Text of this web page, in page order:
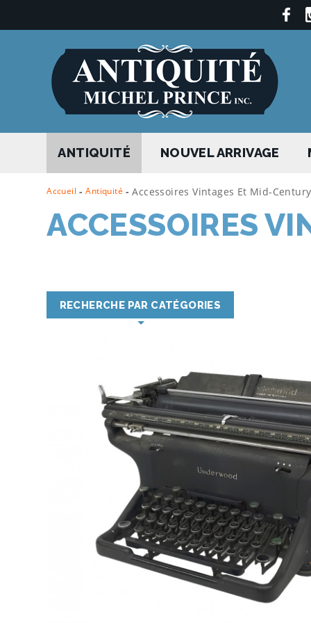
ANTIQUITÉ NOUVEL ARRIVAGE
Accueil - Antiquité - Accessoires Vintages Et Mid-Century
ACCESSOIRES
RECHERCHE PAR CATÉGORIES